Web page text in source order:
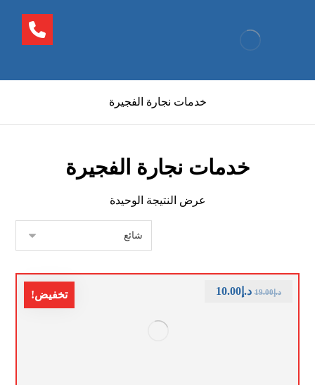
خدمات نجارة الفجيرة
خدمات نجارة الفجيرة
عرض النتيجة الوحيدة
تخفيض! د.إ19.00 د.إ10.00